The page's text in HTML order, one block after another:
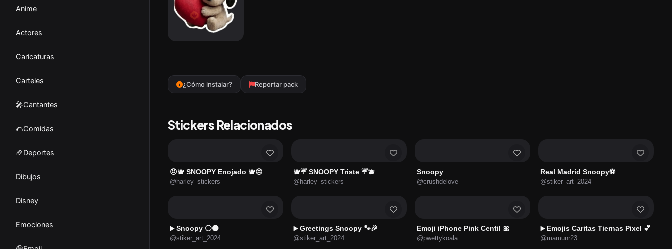
Anime
Actores
Caricaturas
Carteles
🎤Cantantes
🌮Comidas
🏈Deportes
Dibujos
Disney
Emociones
¿Cómo instalar? Reportar pack
Stickers Relacionados
😠🫐 SNOOPY Enojado 🫐😠
@harley_stickers
🫐☔ SNOOPY Triste ☔🫐
@harley_stickers
Snoopy
@crushdelove
Real Madrid Snoopy⚽
@stiker_art_2024
▶️ Snoopy ⚪⚫
@stiker_art_2024
▶️ Greetings Snoopy 🐾🎉
@stiker_art_2024
Emoji iPhone Pink Centil 🎀
@pwettykoala
▶️ Emojis Caritas Tiernas Pixel 💕
@mamunr23